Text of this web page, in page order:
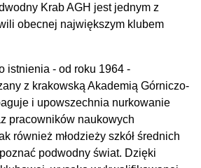
Krab AGH jest jednym z
obecnej największym klubem
istnienia - od roku 1964 -
z krakowską Akademią Górniczo-
i upowszechnia nurkowanie
pracowników naukowych
również młodzieży szkół średnich
podwodny świat. Dzięki